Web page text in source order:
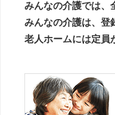
みんなの介護では、
みんなの介護は、登
老人ホームには定員